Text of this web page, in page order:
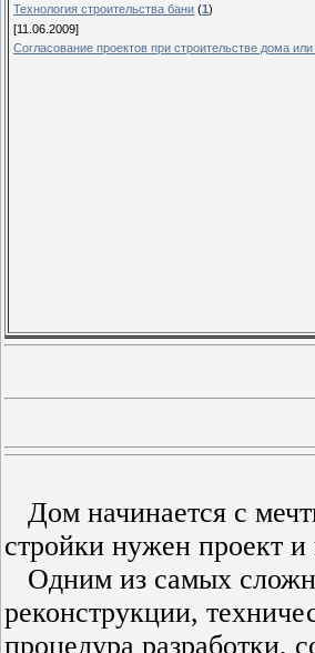
Технология строительства бани (1)
[11.06.2009]
Согласование проектов при строительстве дома или
Дом начинается с
стройки нужен проект
Одним из самых
реконструкции,
процедура разработки,